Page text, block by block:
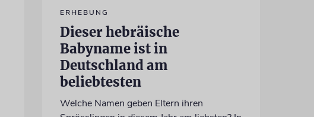
ERHEBUNG
Dieser hebräische
Babyname ist in
Deutschland am
beliebtesten
Welche Namen geben Eltern ihren